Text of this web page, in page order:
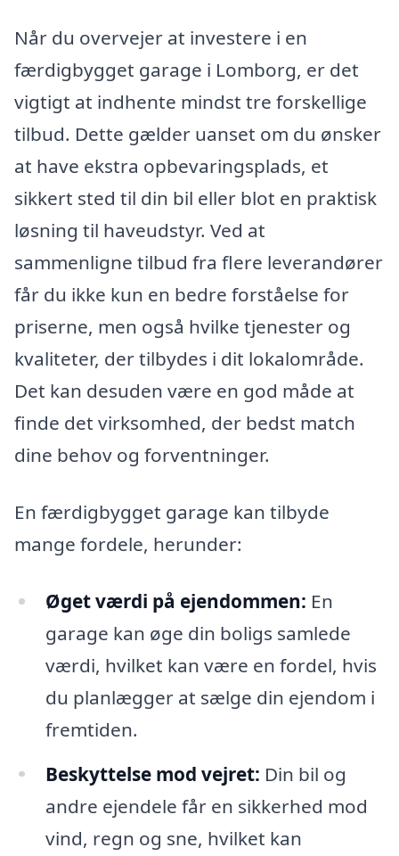
Når du overvejer at investere i en
færdigbygget garage i Lomborg, er det
vigtigt at indhente mindst tre forskellige
tilbud. Dette gælder uanset om du ønsker
at have ekstra opbevaringsplads, et
sikkert sted til din bil eller blot en praktisk
løsning til haveudstyr. Ved at
sammenligne tilbud fra flere leverandører
får du ikke kun en bedre forståelse for
priserne, men også hvilke tjenester og
kvaliteter, der tilbydes i dit lokalområde.
Det kan desuden være en god måde at
finde det virksomhed, der bedst match
dine behov og forventninger.
En færdigbygget garage kan tilbyde
mange fordele, herunder:
Øget værdi på ejendommen: En
garage kan øge din boligs samlede
værdi, hvilket kan være en fordel, hvis
du planlægger at sælge din ejendom i
fremtiden.
Beskyttelse mod vejret: Din bil og
andre ejendele får en sikkerhed mod
vind, regn og sne, hvilket kan